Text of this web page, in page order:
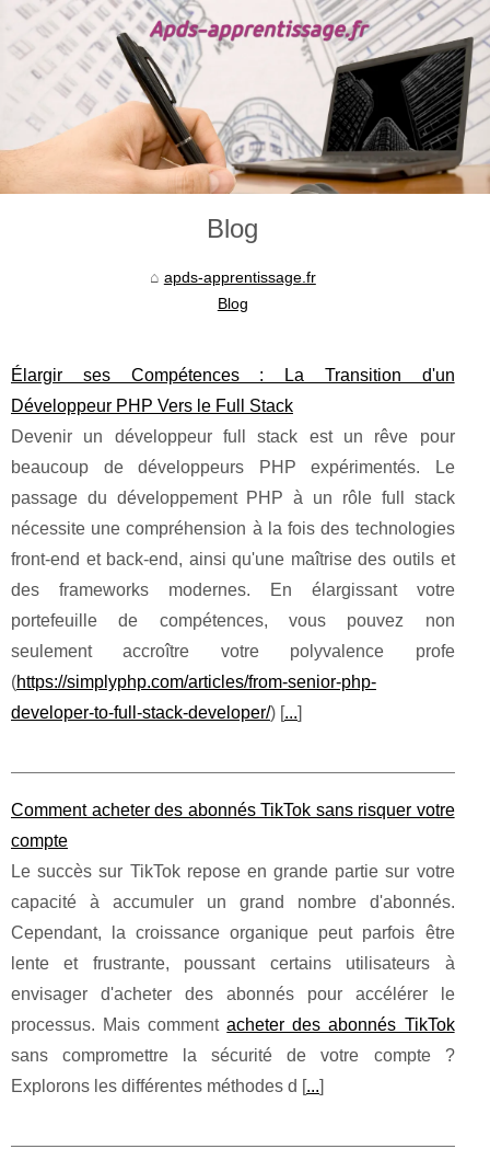
Blog
apds-apprentissage.fr
Blog
Élargir ses Compétences : La Transition d'un
Développeur PHP Vers le Full Stack
Devenir un développeur full stack est un rêve pour
beaucoup de développeurs PHP expérimentés. Le
passage du développement PHP à un rôle full stack
nécessite une compréhension à la fois des technologies
front-end et back-end, ainsi qu'une maîtrise des outils et
des frameworks modernes. En élargissant votre
portefeuille de compétences, vous pouvez non
seulement accroître votre polyvalence profe
(https://simplyphp.com/articles/from-senior-php-
developer-to-full-stack-developer/) [...]
Comment acheter des abonnés TikTok sans risquer votre
compte
Le succès sur TikTok repose en grande partie sur votre
capacité à accumuler un grand nombre d'abonnés.
Cependant, la croissance organique peut parfois être
lente et frustrante, poussant certains utilisateurs à
envisager d'acheter des abonnés pour accélérer le
processus. Mais commentacheter des abonnés TikTok
sans compromettre la sécurité de votre compte ?
Explorons les différentes méthodes d [...]